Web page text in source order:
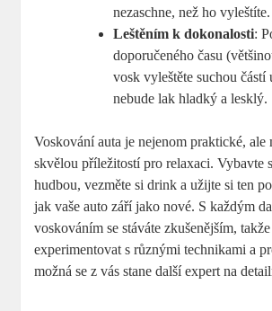
nezaschne, než ho vyleštíte.
Leštěním k dokonalosti:
doporučeného času
vosk vyleštěte suchou částí
nebude lak hladký a lesklý.
Voskování auta je nejenom praktické, ale
skvělou příležitostí pro relaxaci. Vybavte
hudbou, vezměte si drink a užijte si ten
jak vaše auto září jako nové. S každým
voskováním se stáváte zkušenějším,
experimentovat s různými technikami a
možná se z vás stane další expert na